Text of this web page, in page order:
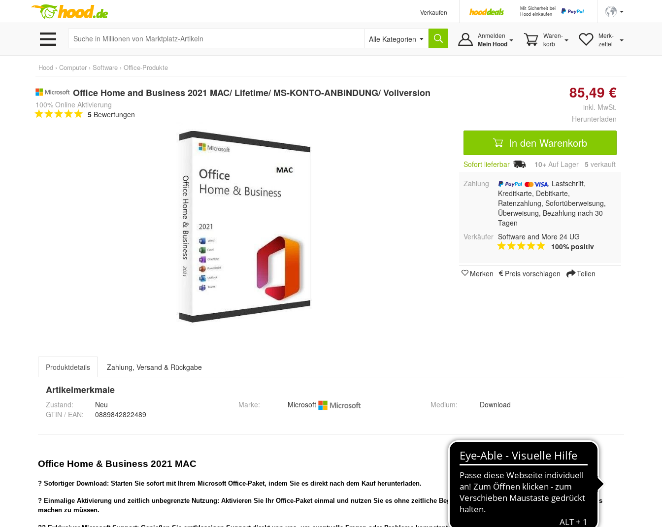
Verkaufen
Mit Sicherheit bei
Hood einkaufen
Alle Kategorien Anmelden
Mein Hood
Waren-
korb
Merk-
zettel
Hood › Computer › Software › Office-Produkte
Office Home and Business 2021 MAC/ Lifetime/ MS-KONTO-ANBINDUNG/ Vollversion
100% Online Aktivierung
5 Bewertungen
85,49 €
inkl. MwSt.
Herunterladen
In den Warenkorb
Sofort lieferbar 10+ Auf Lager 5 verkauft
Zahlung
, Lastschrift,
Kreditkarte, Debitkarte,
Ratenzahlung, Sofortüberweisung,
Überweisung, Bezahlung nach 30
Tagen
Verkäufer Software and More 24 UG
100% positiv
Merken Preis vorschlagen Teilen
Produktdetails Zahlung, Versand & Rückgabe
Artikelmerkmale
Zustand:
Neu
GTIN / EAN:
0889842822489
Marke: Microsoft Medium: Download